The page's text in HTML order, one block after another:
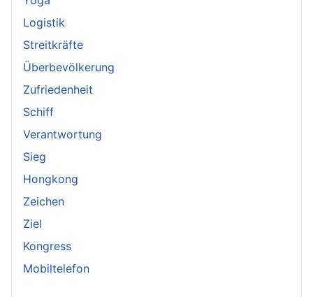
Logistik
Streitkräfte
Überbevölkerung
Zufriedenheit
Schiff
Verantwortung
Sieg
Hongkong
Zeichen
Ziel
Kongress
Mobiltelefon